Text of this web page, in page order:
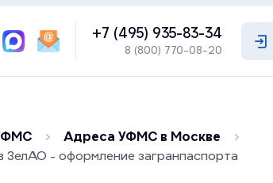
+7 (495) 935-83-34
8 (800) 770-08-20
Адреса УФМС в Москве
- оформление загранпаспорта